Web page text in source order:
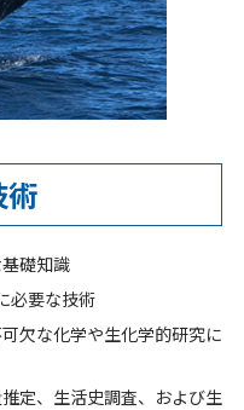
術
礎知識
必要な技術
欠な化学や生化学的研究に
定、生活史調査、および生